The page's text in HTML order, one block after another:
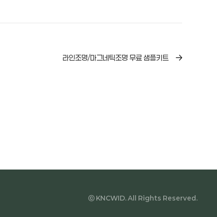
라인조명/마그네틱조명 무료 샘플키트
ⓒ KNCWID. All Rights Reserved.